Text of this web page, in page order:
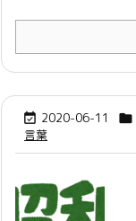
 2020-06-11 
言葉